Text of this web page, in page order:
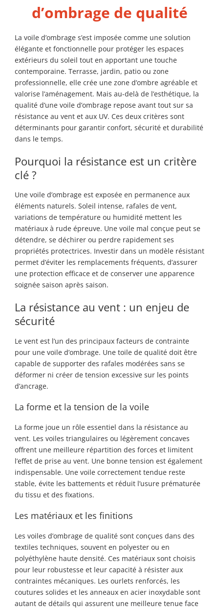
d’ombrage de qualité
La voile d’ombrage s’est imposée comme une solution
élégante et fonctionnelle pour protéger les espaces
extérieurs du soleil tout en apportant une touche
contemporaine. Terrasse, jardin, patio ou zone
professionnelle, elle crée une zone d’ombre agréable et
valorise l’aménagement. Mais au-delà de l’esthétique, la
qualité d’une voile d’ombrage repose avant tout sur sa
résistance au vent et aux UV. Ces deux critères sont
déterminants pour garantir confort, sécurité et durabilité
dans le temps.
Pourquoi la résistance est un critère
clé ?
Une voile d’ombrage est exposée en permanence aux
éléments naturels. Soleil intense, rafales de vent,
variations de température ou humidité mettent les
matériaux à rude épreuve. Une voile mal conçue peut se
détendre, se déchirer ou perdre rapidement ses
propriétés protectrices. Investir dans un modèle résistant
permet d’éviter les remplacements fréquents, d’assurer
une protection efficace et de conserver une apparence
soignée saison après saison.
La résistance au vent : un enjeu de
sécurité
Le vent est l’un des principaux facteurs de contrainte
pour une voile d’ombrage. Une toile de qualité doit être
capable de supporter des rafales modérées sans se
déformer ni créer de tension excessive sur les points
d’ancrage.
La forme et la tension de la voile
La forme joue un rôle essentiel dans la résistance au
vent. Les voiles triangulaires ou légèrement concaves
offrent une meilleure répartition des forces et limitent
l’effet de prise au vent. Une bonne tension est également
indispensable. Une voile correctement tendue reste
stable, évite les battements et réduit l’usure prématurée
du tissu et des fixations.
Les matériaux et les finitions
Les voiles d’ombrage de qualité sont conçues dans des
textiles techniques, souvent en polyester ou en
polyéthylène haute densité. Ces matériaux sont choisis
pour leur robustesse et leur capacité à résister aux
contraintes mécaniques. Les ourlets renforcés, les
coutures solides et les anneaux en acier inoxydable sont
autant de détails qui assurent une meilleure tenue face